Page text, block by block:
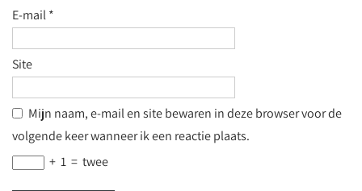
E-mail*
Site
Mijn naam, e-mail en site bewaren in deze browser voor de
volgende keer wanneer ik een reactie plaats.
+ 1 = twee